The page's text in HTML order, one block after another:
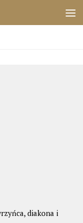
diakona i